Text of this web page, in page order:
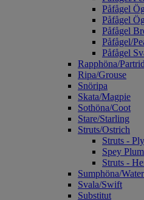
Påfågel
Påfågel
Påfågel
Påfågel/
Påfågel
Rapphöna/
Ripa/Grouse
Snöripa
Skata/Magpie
Sothöna/Coot
Stare/Starling
Struts/Ostrich
Struts -
Spey
Struts -
Sumphöna/
Svala/Swift
Substitut